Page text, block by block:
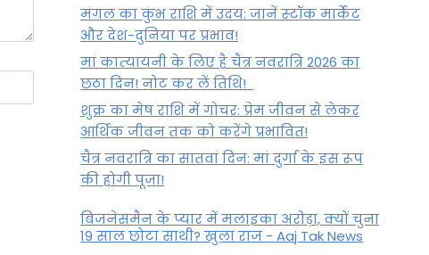
मंगल का कुंभ राशि में उदय: जानें स्‍टॉक मार्केट
और देश-दुनिया पर प्रभाव!
मां कात्‍यायनी के लिए है चैत्र नवरात्रि 2026 का
छठा दिन! नोट कर लें तिथि!
शुक्र का मेष राशि में गोचर: प्रेम जीवन से लेकर
आर्थिक जीवन तक को करेंगे प्रभावित!
चैत्र नवरात्रि का सातवां दिन: मां दुर्गा के इस रूप
की होगी पूजा!
बिजनेसमैन के प्यार में मलाइका अरोड़ा, क्यों चुना
19 साल छोटा साथी? खुला राज - Aaj Tak News